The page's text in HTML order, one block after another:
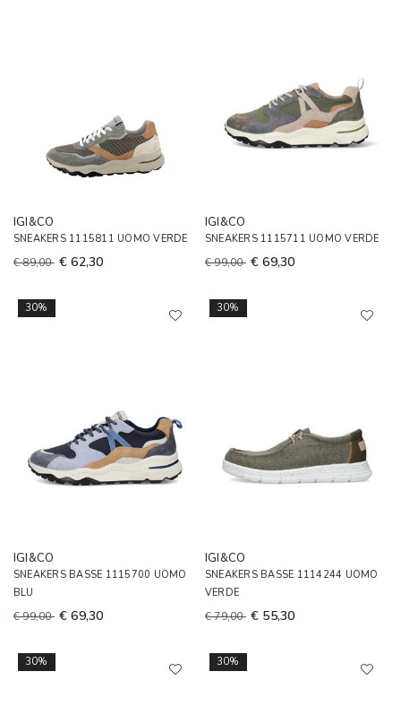
IGI&CO
SNEAKERS 1115811 UOMO VERDE
€ 89,00 € 62,30
IGI&CO
SNEAKERS 1115711 UOMO VERDE
€ 99,00 € 69,30
30%
IGI&CO
SNEAKERS BASSE 1115700 UOMO
BLU
€ 99,00 € 69,30
30%
IGI&CO
SNEAKERS BASSE 1114244 UOMO
VERDE
€ 79,00 € 55,30
30% 30%